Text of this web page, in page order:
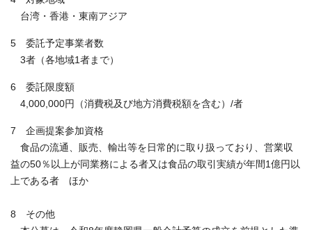
台湾・香港・東南アジア
5 委託予定事業者数
3者（各地域1者まで）
6 委託限度額
4,000,000円（消費税及び地方消費税額を含む）/者
7 企画提案参加資格
食品の流通、販売、輸出等を日常的に取り扱っており、営業収
益の50％以上が同業務による者又は食品の取引実績が年間1億円以
上である者 ほか
8 その他